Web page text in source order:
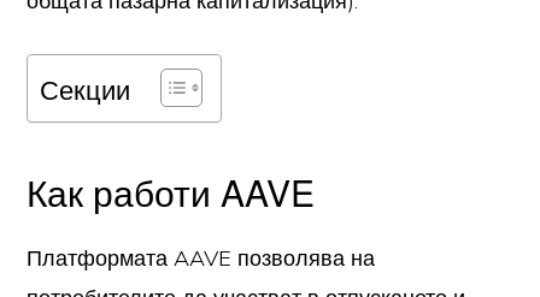
Секции
Как работи AAVE
Платформата AAVE позволява на